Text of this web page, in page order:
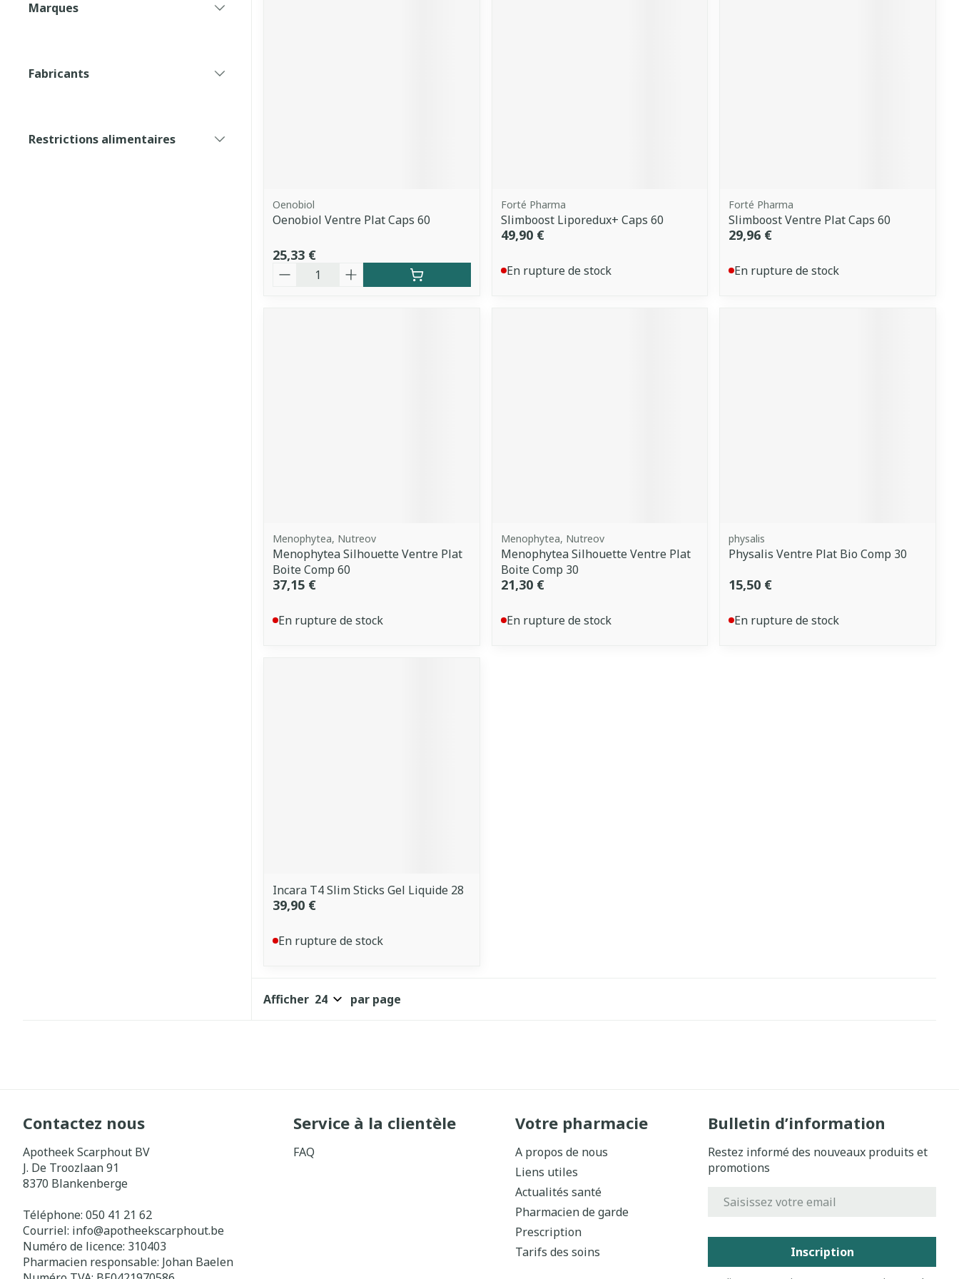
Marques
Fabricants
Restrictions alimentaires
Oenobiol
Oenobiol Ventre Plat Caps 60
25,33 €
Quantité
Forté Pharma
Slimboost Liporedux+ Caps 60
49,90 €
En rupture de stock
Forté Pharma
Slimboost Ventre Plat Caps 60
29,96 €
En rupture de stock
Menophytea, Nutreov
Menophytea Silhouette Ventre Plat
Boite Comp 60
37,15 €
En rupture de stock
Menophytea, Nutreov
Menophytea Silhouette Ventre Plat
Boite Comp 30
21,30 €
En rupture de stock
physalis
Physalis Ventre Plat Bio Comp 30
15,50 €
En rupture de stock
Incara T4 Slim Sticks Gel Liquide 28
39,90 €
En rupture de stock
Afficher par page
Contactez nous
Apotheek Scarphout BV
J. De Troozlaan 91
8370 Blankenberge
Téléphone: 050 41 21 62
Courriel: info@apotheekscarphout.be
Numéro de licence: 310403
Pharmacien responsable: Johan Baelen
Service à la clientèle
FAQ
Votre pharmacie
A propos de nous
Liens utiles
Actualités santé
Pharmacien de garde
Prescription
Tarifs des soins
Bulletin d’information
Restez informé des nouveaux produits et
promotions
Inscription